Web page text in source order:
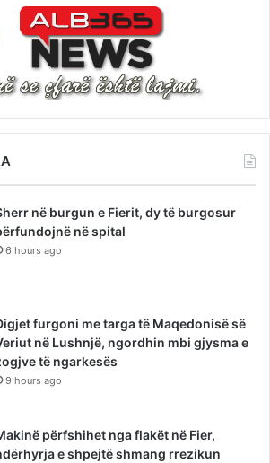
në burgun e Fierit, dy të burgosur
në spital
6 hours ago
furgoni me targa të Maqedonisë së
në Lushnjë, ngordhin mbi gjysma e
të ngarkesës
9 hours ago
përfshihet nga flakët në Fier,
e shpejtë shmang rrezikun